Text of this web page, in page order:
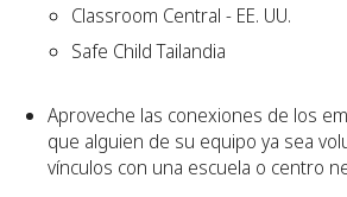
Classroom Central - EE. UU.
Safe Child Tailandia
Aproveche las conexiones de los
que alguien de su equipo ya sea
vínculos con una escuela o centro